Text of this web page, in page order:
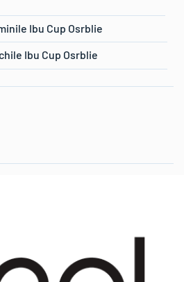
Ibu Cup Osrblie
Ibu Cup Osrblie